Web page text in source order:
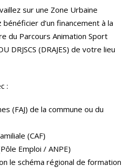
sur une Zone Urbaine
d’un financement à la
du Parcours Animation Sport
DRJSCS (DRAJES) de votre lieu
:
(FAJ) de la commune ou du
(CAF)
Emploi / ANPE)
le schéma régional de formation